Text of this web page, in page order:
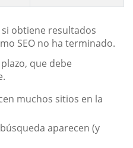
obtiene resultados
SEO no ha terminado.
que debe
muchos sitios en la
aparecen (y